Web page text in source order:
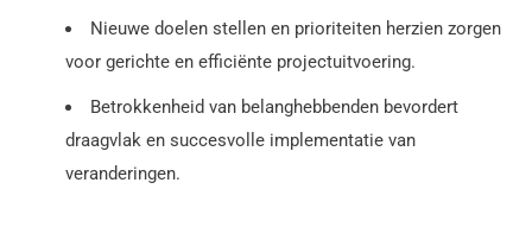
Nieuwe doelen stellen en prioriteiten herzien zorgen
voor gerichte en efficiënte projectuitvoering.
Betrokkenheid van belanghebbenden bevordert
draagvlak en succesvolle implementatie van
veranderingen.